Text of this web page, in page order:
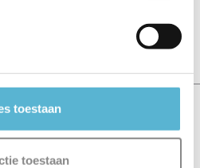
toestaan
toestaan